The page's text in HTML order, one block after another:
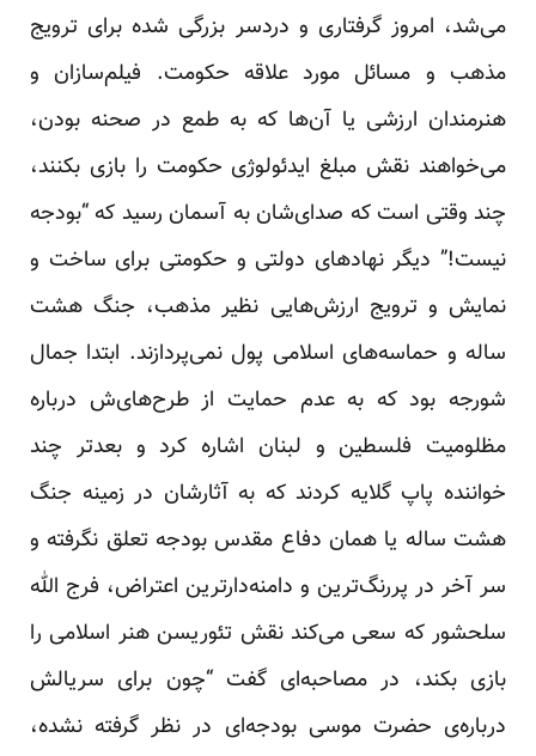
می‌شد، امروز گرفتاری و دردسر بزرگی شده برای ترویج
مذهب و مسائل مورد علاقه حکومت. فیلم‌سازان و
هنرمندان ارزشی یا آن‌ها که به طمع در صحنه بودن،
می‌خواهند نقش مبلغ ایدئولوژی حکومت را بازی بکنند،
چند وقتی است که صدای‌شان به آسمان رسید که “بودجه
نیست!” دیگر نهادهای دولتی و حکومتی برای ساخت و
نمایش و ترویج ارزش‌هایی نظیر مذهب، جنگ هشت
ساله و حماسه‌های اسلامی پول نمی‌پردازند. ابتدا جمال
شورجه بود که به عدم حمایت از طرح‌های‌ش درباره
مظلومیت فلسطین و لبنان اشاره کرد و بعدتر چند
خواننده پاپ گلایه کردند که به آثارشان در زمینه جنگ
هشت ساله یا همان دفاع مقدس بودجه تعلق نگرفته و
سر آخر در پررنگ‌ترین و دامنه‌دارترین اعتراض، فرج الله
سلحشور که سعی می‌کند نقش تئوریسن هنر اسلامی را
بازی بکند، در مصاحبه‌ای گفت “چون برای سریالش
درباره‌ی حضرت موسی بودجه‌ای در نظر گرفته نشده،